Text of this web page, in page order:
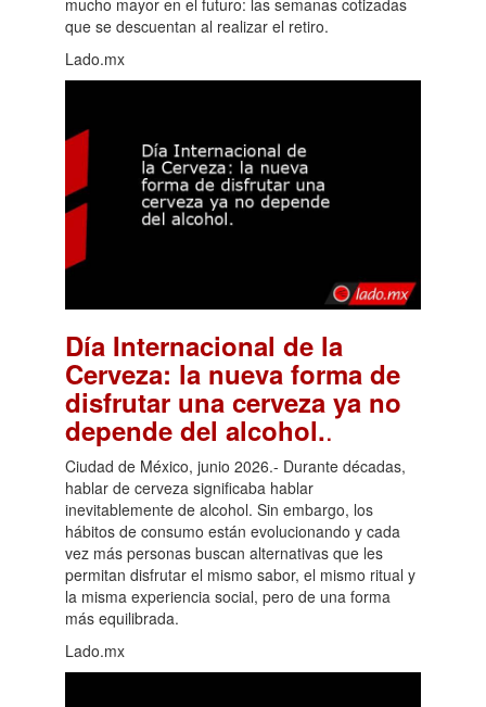
mucho mayor en el futuro: las semanas cotizadas
que se descuentan al realizar el retiro.
Lado.mx
Día Internacional de la
Cerveza: la nueva forma de
disfrutar una cerveza ya no
depende del alcohol..
Ciudad de México, junio 2026.- Durante décadas,
hablar de cerveza significaba hablar
inevitablemente de alcohol. Sin embargo, los
hábitos de consumo están evolucionando y cada
vez más personas buscan alternativas que les
permitan disfrutar el mismo sabor, el mismo ritual y
la misma experiencia social, pero de una forma
más equilibrada.
Lado.mx